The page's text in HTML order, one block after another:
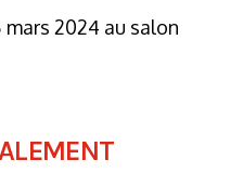
2024 au salon